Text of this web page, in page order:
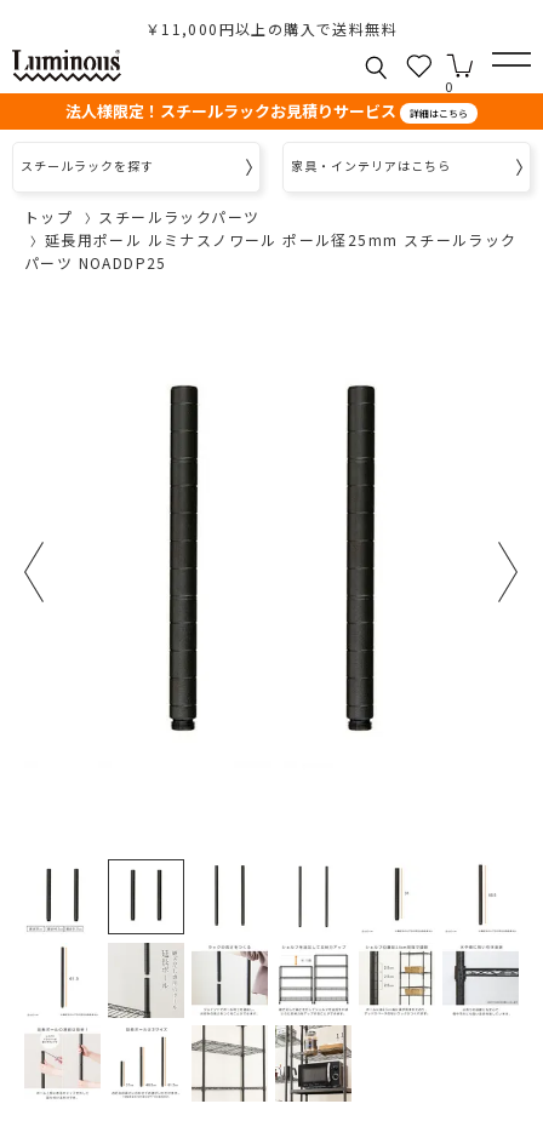
￥11,000円以上の購入で送料無料
0
法人様限定！スチールラックお見積りサービス 詳細はこちら
スチールラックを探す 家具・インテリアはこちら
トップ
スチールラックパーツ
延長用ポール ルミナスノワール ポール径25mm スチールラック
パーツ NOADDP25